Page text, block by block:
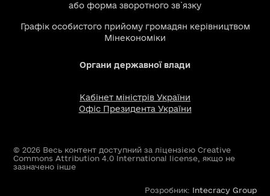
або форма зворотного зв`язку
Графік особистого прийому громадян керівництвом
Мінекономіки
Органи державної влади
Кабінет міністрів України
Офіс Президента України
© 2026 Весь контент доступний за ліцензією Creative
Commons Attribution 4.0 International license, якщо не
зазначено інше
Розробник: Intecracy Group